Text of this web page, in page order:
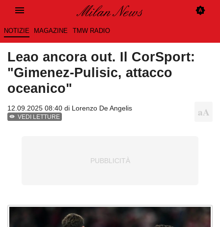
NOTIZIE MAGAZINE TMW RADIO
Leao ancora out. Il CorSport:
"Gimenez-Pulisic, attacco
oceanico"
12.09.2025 08:40 di Lorenzo De Angelis
VEDI LETTURE